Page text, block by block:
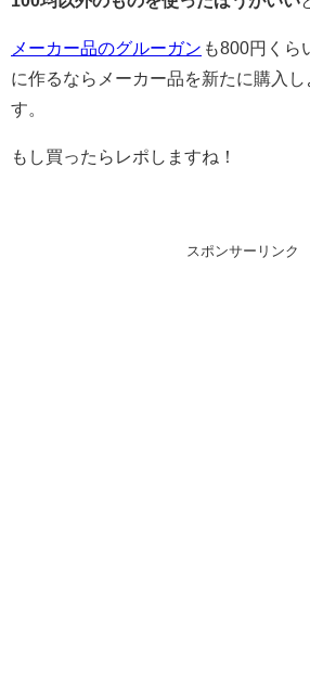
メーカー品のグルーガン も800円くら
に作るならメーカー品を新たに購入し
す。
もし買ったらレポしますね！
スポンサーリンク